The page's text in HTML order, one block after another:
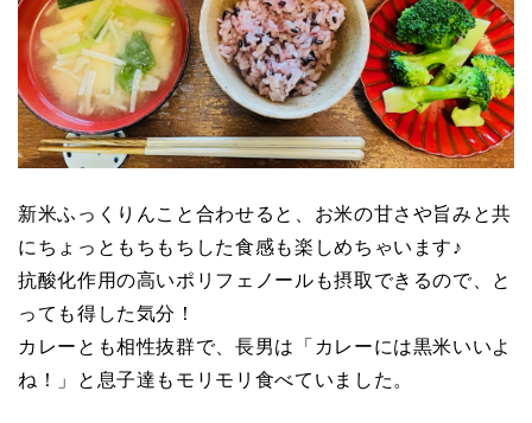
新米ふっくりんこと合わせると、お米の甘さや旨みと共
にちょっともちもちした食感も楽しめちゃいます♪
抗酸化作用の高いポリフェノールも摂取できるので、と
っても得した気分！
カレーとも相性抜群で、長男は「カレーには黒米いいよ
ね！」と息子達もモリモリ食べていました。